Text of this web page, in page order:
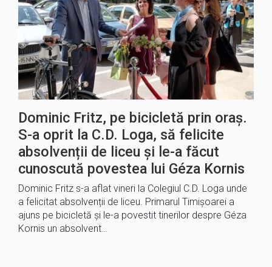
Dominic Fritz, pe bicicletă prin oraș.
S-a oprit la C.D. Loga, să felicite
absolvenții de liceu și le-a făcut
cunoscută povestea lui Géza Kornis
Dominic Fritz s-a aflat vineri la Colegiul C.D. Loga unde
a felicitat absolvenții de liceu. Primarul Timișoarei a
ajuns pe bicicletă și le-a povestit tinerilor despre Géza
Kornis un absolvent…